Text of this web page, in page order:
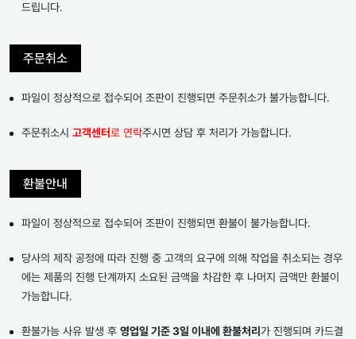
드립니다.
주문취소
파일이 정상적으로 접수되어 조판이 진행되면 주문취소가 불가능합니다.
주문취소시 고객센터로 연락주시면 상담 후 처리가 가능합니다.
환불안내
파일이 정상적으로 접수되어 조판이 진행되면 환불이 불가능합니다.
당사의 제작 공정에 따라 진행 중 고객의 요구에 의해 작업을 취소되는 경우
에는 제품의 진행 단계까지 소요된 금액을 차감한 후 나머지 금액만 환불이
가능합니다.
환불가능 사유 발생 후 영업일 기준 3일 이내에 환불처리가 진행되며 카드결